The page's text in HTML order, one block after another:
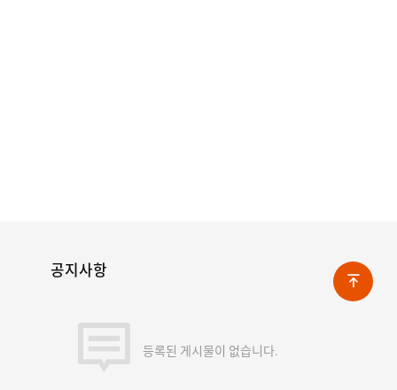
공지사항
등록된 게시물이 없습니다.